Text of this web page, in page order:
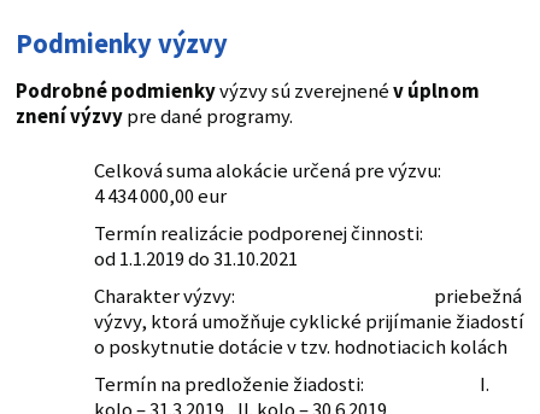
Podmienky výzvy
Podrobné podmienkyvýzvy sú zverejnenév úplnom
znení výzvypre dané programy.
Celková suma alokácie určená pre výzvu:
4 434 000,00 eur
Termín realizácie podporenej činnosti:
od 1.1.2019 do 31.10.2021
Charakter výzvy: priebežná
výzvy, ktorá umožňuje cyklické prijímanie žiadostí
o poskytnutie dotácie v tzv. hodnotiacich kolách
Termín na predloženie žiadosti: I.